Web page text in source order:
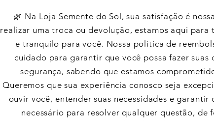
🌿 Na Loja Semente do Sol, sua satisfação é
realizar uma troca ou devolução, estamos aqui para
e tranquilo para você. Nossa política de
cuidado para garantir que você possa fazer suas
segurança, sabendo que estamos
Queremos que sua experiência conosco seja
ouvir você, entender suas necessidades e
necessário para resolver qualquer questão, de